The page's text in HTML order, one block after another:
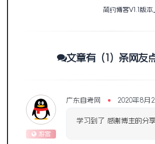
简约博客V1.1版
文章有（1）条网友
游客
广东自考网 2020年8月
学习到了 感谢博主的分享